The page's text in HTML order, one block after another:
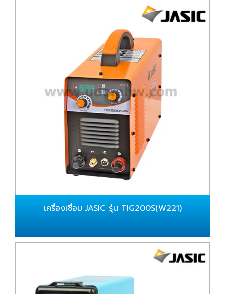
เครื่องเชื่อม JASIC รุ่น TIG200S(W221)